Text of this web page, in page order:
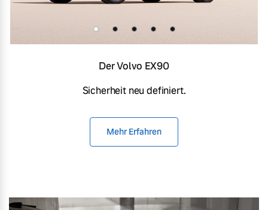
Der Volvo EX90
Sicherheit neu definiert.
Mehr Erfahren